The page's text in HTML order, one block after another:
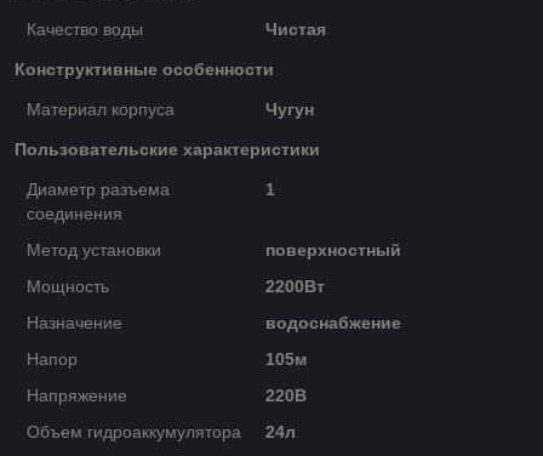
Качество воды Чистая
Конструктивные особенности
Материал корпуса Чугун
Пользовательские характеристики
Диаметр разъема
соединения
1
Метод установки
поверхностный
Мощность
2200Вт
Назначение
водоснабжение
Напор
105м
Напряжение
220В
Объем гидроаккумулятора
24л